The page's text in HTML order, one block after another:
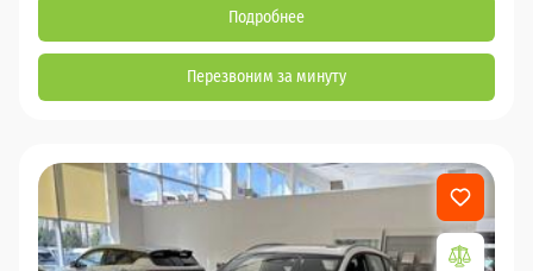
Подробнее
Перезвоним за минуту